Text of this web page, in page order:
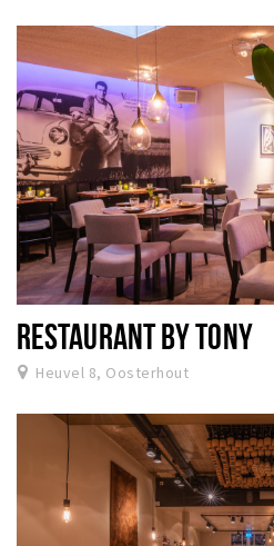
RESTAURANT BY TONY
Heuvel 8, Oosterhout